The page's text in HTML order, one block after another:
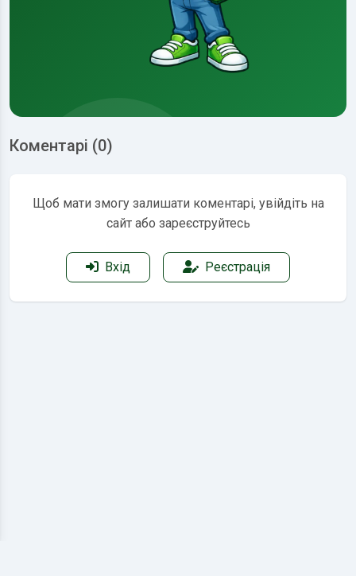
Коментарі (0)
Щоб мати змогу залишати коментарі, увійдіть на
сайт або зареєструйтесь
Вхід Реєстрація